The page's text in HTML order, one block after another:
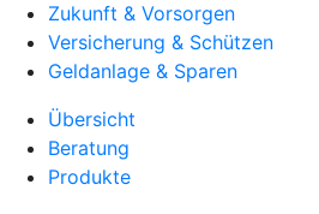
Zukunft & Vorsorgen
Versicherung & Schützen
Geldanlage & Sparen
Übersicht
Beratung
Produkte